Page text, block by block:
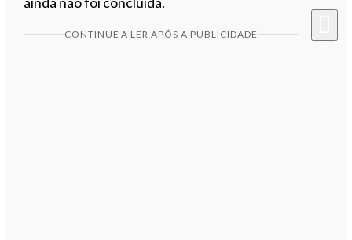
CONTINUE A LER APÓS A PUBLICIDADE